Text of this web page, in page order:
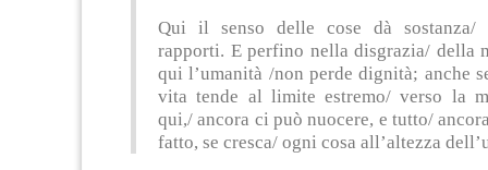
Qui il senso delle cose dà sostanza/
rapporti. E perfino nella disgrazia/ della
qui l’umanità /non perde dignità; anche
vita tende al limite estremo/ verso la
qui,/ ancora ci può nuocere, e tutto/
fatto, se cresca/ ogni cosa all’altezza